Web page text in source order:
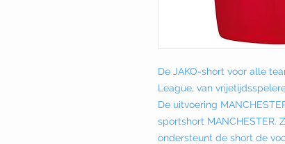
De JAKO-short voor alle
League, van
De uitvoering
sportshort MANCHESTER.
ondersteunt de short de